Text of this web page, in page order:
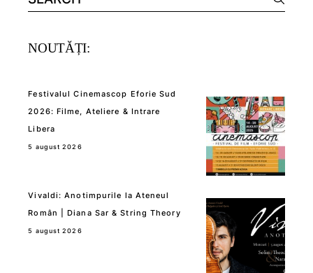
for:
NOUTĂȚI:
Festivalul Cinemascop Eforie Sud
2026: Filme, Ateliere & Intrare
Libera
5 august 2026
Vivaldi: Anotimpurile la Ateneul
Român | Diana Sar & String Theory
5 august 2026